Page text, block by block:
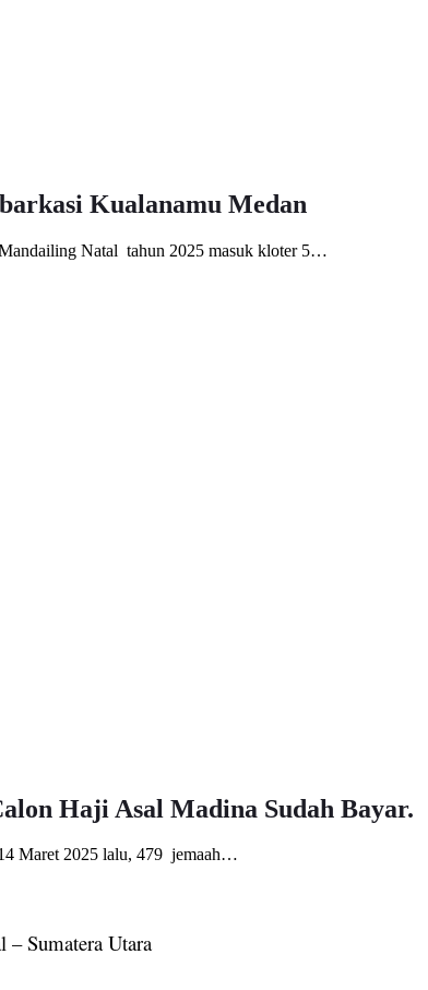
Kualanamu Medan
Natal tahun 2025 masuk kloter 5…
Haji Asal Madina Sudah Bayar.
Maret 2025 lalu, 479 jemaah…
– Sumatera Utara